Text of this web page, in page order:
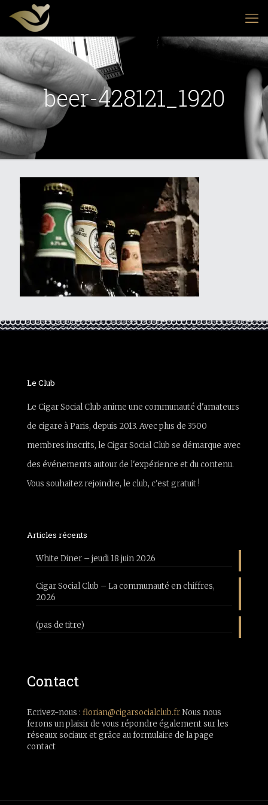
beer-428121_1920
Le Club
Le Cigar Social Club anime une communauté d'amateurs
de cigare à Paris, depuis 2013. Avec plus de 3500
membres inscrits, le Cigar Social Club se démarque avec
des événements autour de l'expérience et du contenu.
Vous souhaitez rejoindre, le club, c'est gratuit !
Articles récents
White Diner – jeudi 18 juin 2026
Cigar Social Club – La communauté en chiffres,
2026
(pas de titre)
Contact
Ecrivez-nous : florian@cigarsocialclub.frNous nous
ferons un plaisir de vous répondre également sur les
réseaux sociaux et grâce au formulaire de la page
contact